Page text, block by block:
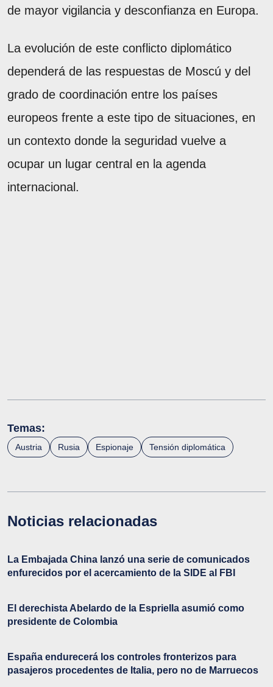
de mayor vigilancia y desconfianza en Europa.
La evolución de este conflicto diplomático
dependerá de las respuestas de Moscú y del
grado de coordinación entre los países
europeos frente a este tipo de situaciones, en
un contexto donde la seguridad vuelve a
ocupar un lugar central en la agenda
internacional.
Temas:
Austria Rusia Espionaje Tensión diplomática
Noticias relacionadas
La Embajada China lanzó una serie de comunicados
enfurecidos por el acercamiento de la SIDE al FBI
El derechista Abelardo de la Espriella asumió como
presidente de Colombia
España endurecerá los controles fronterizos para
pasajeros procedentes de Italia, pero no de Marruecos